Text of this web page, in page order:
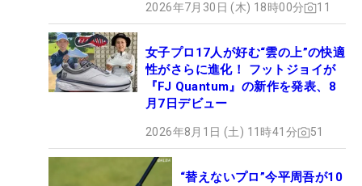
2026年7月30日 (木) 18時00分 11
女子プロ17人が好む“雲の上”の快適
性がさらに進化！ フットジョイが
『FJ Quantum』の新作を発表、8
月7日デビュー
2026年8月1日 (土) 11時41分 51
“替えないプロ”今平周吾が10